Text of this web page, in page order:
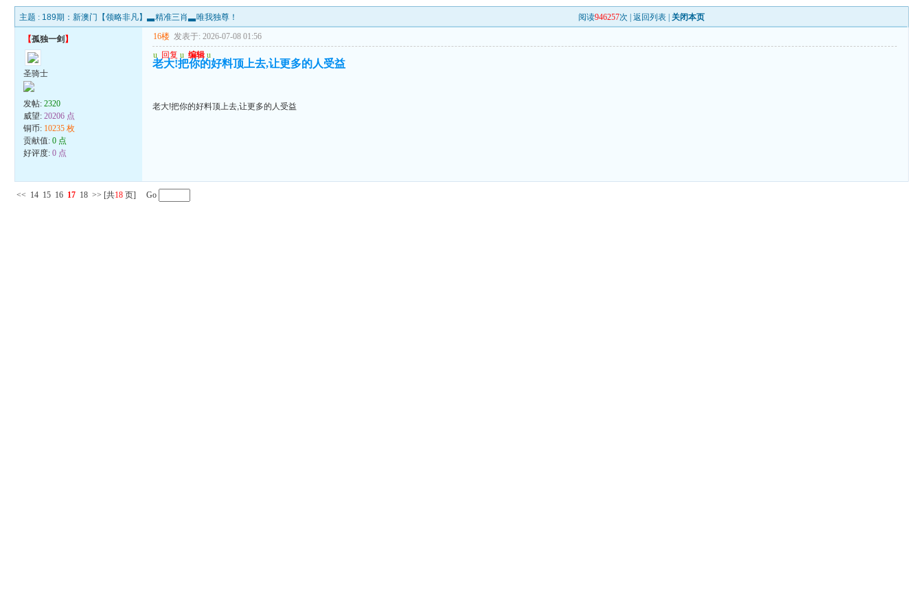
主题 : 189期：新澳门【领略非凡】▃精准三肖▃唯我独尊！ 阅读946257次 |返回列表 关闭本页
【孤独一剑 】
圣骑士
发帖:2320
威望:20206 点
铜币: 10235 枚
贡献值:0 点
好评度:0 点
16楼 发表于: 2026-07-08 01:56
u 回复 u 编辑 u
老大!把你的好料顶上去,让更多的人受益
老大!把你的好料顶上去,让更多的人受益
<< 14 15 16 17 18 >> [共18 页] Go